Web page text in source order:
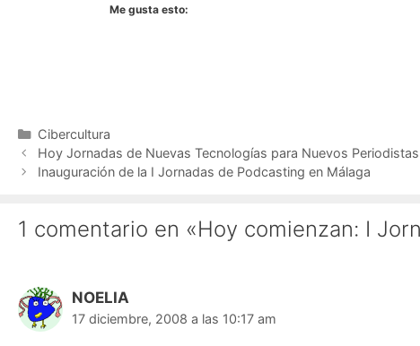
Me gusta esto:
Categorías
Cibercultura
Hoy Jornadas de Nuevas Tecnologías para Nuevos Periodistas
Inauguración de la I Jornadas de Podcasting en Málaga
1 comentario en «Hoy comienzan: I
NOELIA
17 diciembre, 2008 a las 10:17 am